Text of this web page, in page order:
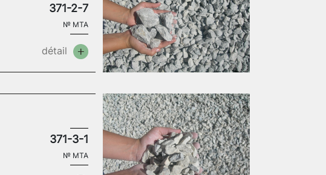
371-2-7
№ MTA
détail
371-3-1
№ MTA